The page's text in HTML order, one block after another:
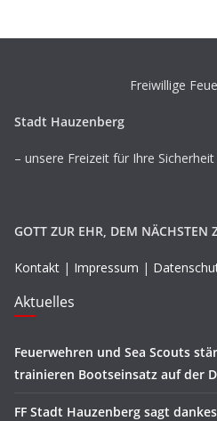
Freiwillige
Stadt Hauzenberg
– unsere Freizeit für Ihre Sicherheit
GOTT ZUR EHR, DEM NÄCHSTEN
Kontakt | Impressum |
Aktuelles
Feuerwehren und Sea Scouts
trainieren Bootseinsatz auf der
FF Stadt Hauzenberg sagt